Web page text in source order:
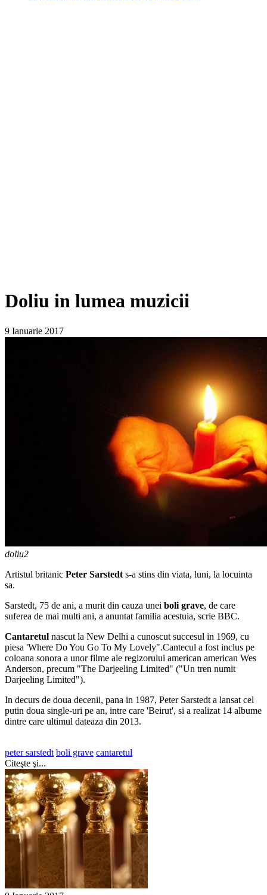
Doliu in lumea muzicii
9 Ianuarie 2017
doliu2
Artistul britanic Peter Sarstedt s-a stins din viata, luni, la locuinta
sa.
Sarstedt, 75 de ani, a murit din cauza unei boli grave, de care
suferea de mai multi ani, a anuntat familia acestuia, scrie BBC.
Cantaretul nascut la New Delhi a cunoscut succesul in 1969, cu
piesa 'Where Do You Go To My Lovely".Cantecul a fost inclus pe
coloana sonora a unor filme ale regizorului american american Wes
Anderson, precum "The Darjeeling Limited" ("Un tren numit
Darjeeling Limited").
In decurs de doua decenii, pana in 1987, Peter Sarstedt a lansat cel
putin doua single-uri pe an, intre care 'Beirut', si a realizat 14 albume
dintre care ultimul dateaza din 2013.
peter sarstedt boli grave cantaretul
Citeşte şi...